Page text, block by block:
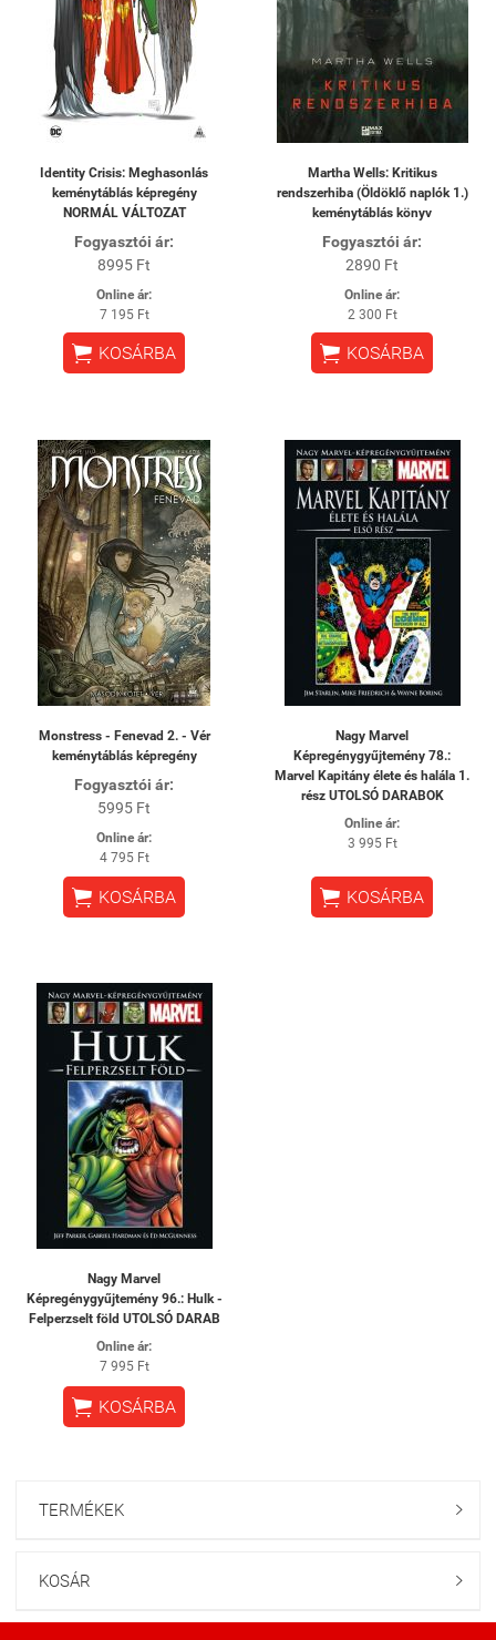
Identity Crisis: Meghasonlás
keménytáblás képregény
NORMÁL VÁLTOZAT
Fogyasztói ár:
8995 Ft
Online ár:
7 195 Ft
 KOSÁRBA
Martha Wells: Kritikus
rendszerhiba (Öldöklő naplók 1.)
keménytáblás könyv
Fogyasztói ár:
2890 Ft
Online ár:
2 300 Ft
 KOSÁRBA
Monstress - Fenevad 2. - Vér
keménytáblás képregény
Fogyasztói ár:
5995 Ft
Online ár:
4 795 Ft
 KOSÁRBA
Nagy Marvel
Képregénygyűjtemény 78.:
Marvel ​Kapitány élete és halála 1.
rész UTOLSÓ DARABOK
Online ár:
3 995 Ft
 KOSÁRBA
Nagy Marvel
Képregénygyűjtemény 96.: Hulk -
Felperzselt föld UTOLSÓ DARAB
Online ár:
7 995 Ft
 KOSÁRBA
TERMÉKEK 
KOSÁR 